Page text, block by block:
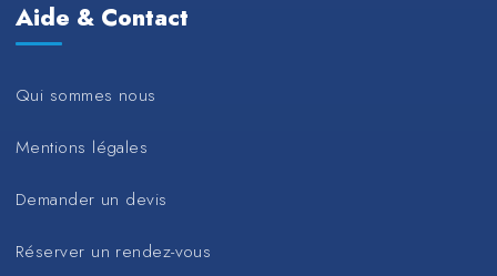
Aide & Contact
Qui sommes nous
Mentions légales
Demander un devis
Réserver un rendez-vous